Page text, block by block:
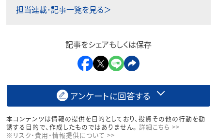
担当連載･記事一覧を見る＞
記事をシェアもしくは保存
アンケートに回答する
本コンテンツは情報の提供を目的としており、投資その他の行動を勧
誘する目的で、作成したものではありません。 詳細こちら >>
※リスク・費用・情報提供について >>